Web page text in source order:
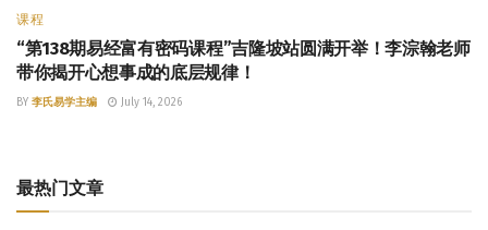
课程
“第138期易经富有密码课程”吉隆坡站圆满开举！李淙翰老师
带你揭开心想事成的底层规律！
BY 李氏易学主编 July 14, 2026
最热门文章